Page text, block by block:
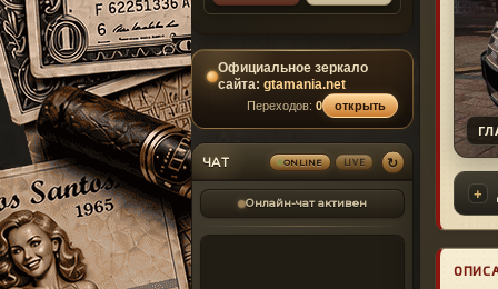
Официальное зеркало
сайта: gtamania.net
Переходов: 0 открыть
ЧАТ ONLINE LIVE ↻
Онлайн-чат активен